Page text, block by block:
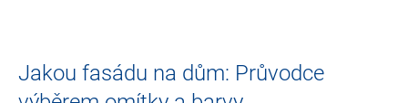
Jakou fasádu na dům: Průvodce